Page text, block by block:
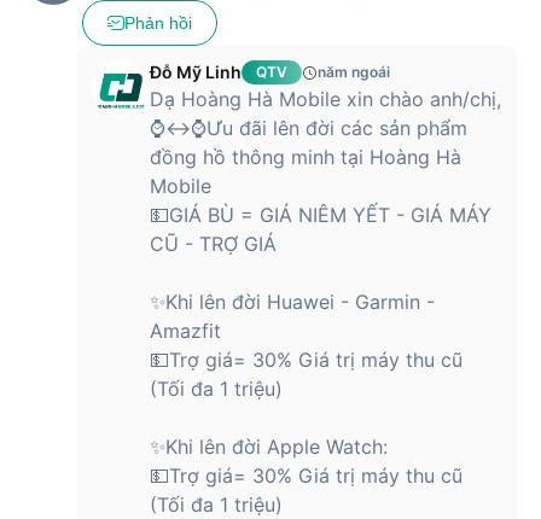
Phản hồi
Đỗ Mỹ Linh QTV năm ngoái
Dạ Hoàng Hà Mobile xin chào anh/chị,
⌚↔⌚Ưu đãi lên đời các sản phẩm
đồng hồ thông minh tại Hoàng Hà
Mobile
💵GIÁ BÙ = GIÁ NIÊM YẾT - GIÁ MÁY
CŨ - TRỢ GIÁ
✨Khi lên đời Huawei - Garmin -
Amazfit
💵Trợ giá= 30% Giá trị máy thu cũ
(Tối đa 1 triệu)
✨Khi lên đời Apple Watch:
💵Trợ giá= 30% Giá trị máy thu cũ
(Tối đa 1 triệu)